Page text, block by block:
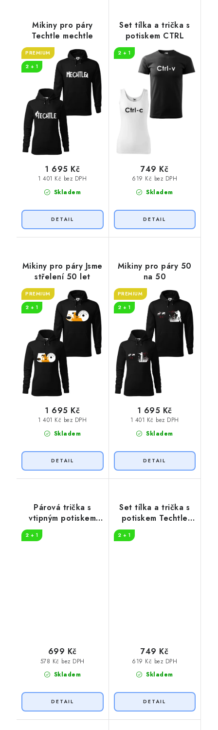
Mikiny pro páry
Techtle mechtle
PREMIUM
2 + 1
Skladem
1 401 Kč bez DPH
1 695 Kč
Set tílka a trička s
potiskem CTRL
2 + 1
Skladem
619 Kč bez DPH
749 Kč
Mikiny pro páry Jsme
střelení 50 let
PREMIUM
2 + 1
Skladem
1 401 Kč bez DPH
1 695 Kč
Mikiny pro páry 50
na 50
PREMIUM
2 + 1
Skladem
1 401 Kč bez DPH
1 695 Kč
Párová trička s
vtipným potiskem
2 + 1
Skladem
578 Kč bez DPH
699 Kč
Set tílka a trička s
potiskem Techtle
2 + 1
Skladem
619 Kč bez DPH
749 Kč